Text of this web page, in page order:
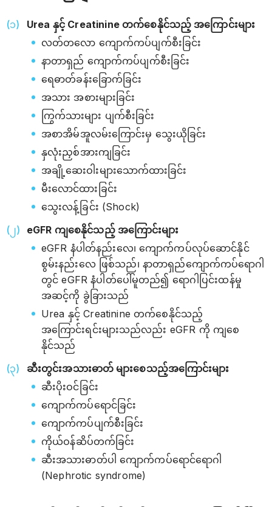
Urea နှင့် Creatinine တက်စေနိုင်သည့် အကြောင်းများ
လတ်တလော ကျောက်ကပ်ပျက်စီးခြင်း
နာတာရှည် ကျောက်ကပ်ပျက်စီးခြင်း
ရေဓာတ်ခန်းခြောက်ခြင်း
အသား အစားများခြင်း
ကြွက်သားများ ပျက်စီးခြင်း
အစာအိမ်အူလမ်းကြောင်းမှ သွေးယိုခြင်း
နှလုံးညှစ်အားကျခြင်း
အချို့ဆေးဝါးများသောက်ထားခြင်း
မီးလောင်ထားခြင်း
သွေးလန့်ခြင်း (Shock)
eGFR ကျစေနိုင်သည့် အကြောင်းများ
eGFR နံပါတ်နည်းလေ၊ ကျောက်ကပ်လုပ်ဆောင်နိုင်
စွမ်းနည်းလေ ဖြစ်သည်၊ နာတာရှည်ကျောက်ကပ်ရောဂါ
တွင် eGFR နံပါတ်ပေါ်မူတည်၍ ‌ရောဂါပြင်းထန်မှု
အဆင့်ကို ခွဲခြားသည်
Urea နှင့် Creatinine တက်စေနိုင်သည့်
အကြောင်းရင်းများသည်လည်း eGFR ကို ကျစေ
နိုင်သည်
ဆီးတွင်းအသားဓာတ် များစေသည့်အကြောင်းများ
ဆီးပိုးဝင်ခြင်း
ကျောက်ကပ်ရောင်ခြင်း
ကျောက်ကပ်ပျက်စီးခြင်း
ကိုယ်ဝန်ဆိပ်တက်ခြင်း
ဆီးအသားဓာတ်ပါ ​ကျောက်ကပ်​ရောင်ရောဂါ
(Nephrotic syndrome)